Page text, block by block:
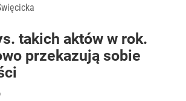
takich aktów w rok.
przekazują sobie